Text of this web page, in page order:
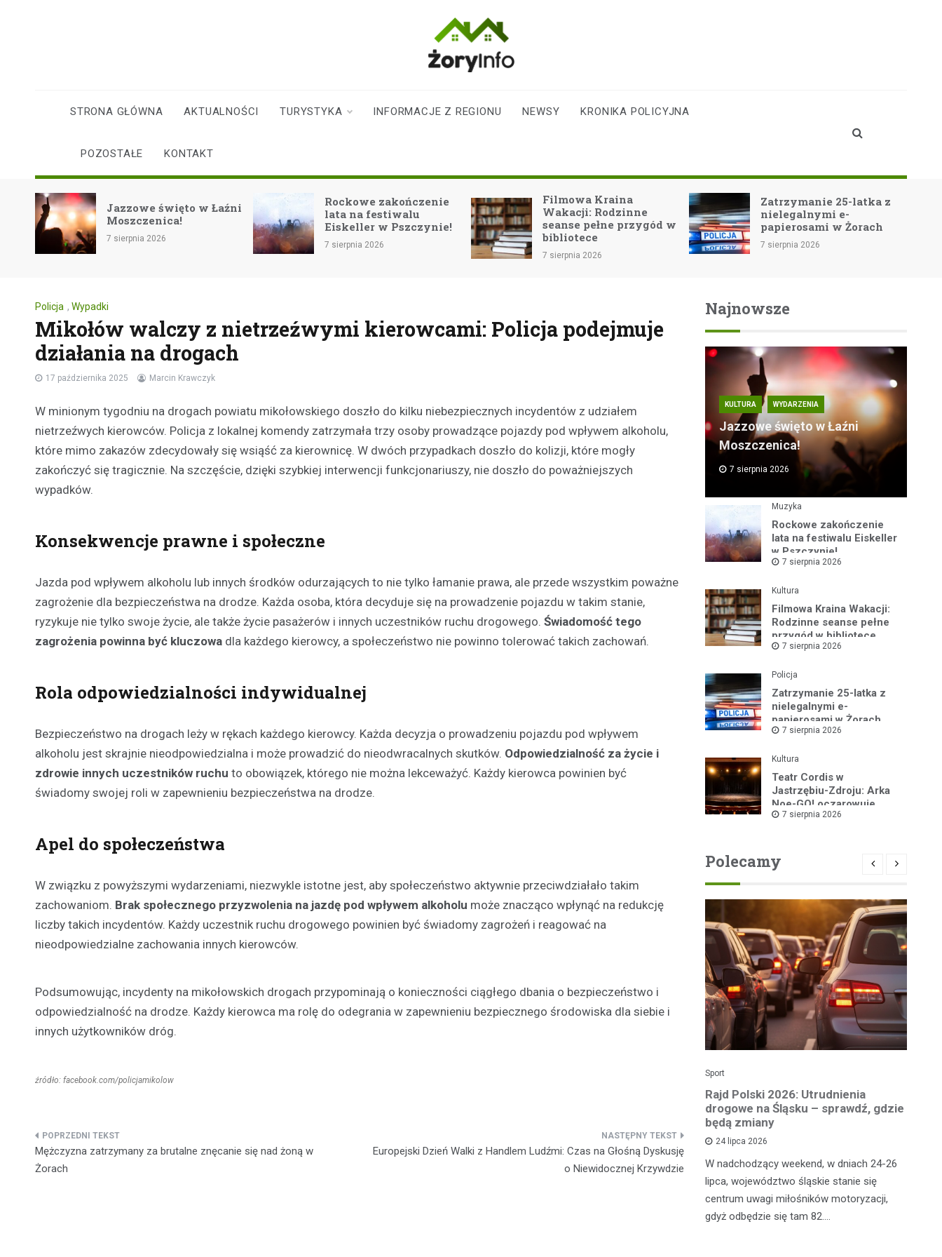
mieszkańców
Żor
STRONA GŁÓWNA AKTUALNOŚCI TURYSTYKA INFORMACJE Z REGIONU NEWSY KRONIKA POLICYJNA
POZOSTAŁE KONTAKT
Jazzowe święto w Łaźni
Moszczenica!
7 sierpnia 2026
Rockowe zakończenie
lata na festiwalu
Eiskeller w Pszczynie!
7 sierpnia 2026
Filmowa Kraina
Wakacji: Rodzinne
seanse pełne przygód w
bibliotece
7 sierpnia 2026
Zatrzymanie 25-latka z
nielegalnymi e-
papierosami w Żorach
7 sierpnia 2026
Policja , Wypadki
Mikołów walczy z nietrzeźwymi kierowcami: Policja podejmuje
działania na drogach
17 października 2025 Marcin Krawczyk
W minionym tygodniu na drogach powiatu mikołowskiego doszło do kilku niebezpiecznych incydentów z udziałem
nietrzeźwych kierowców. Policja z lokalnej komendy zatrzymała trzy osoby prowadzące pojazdy pod wpływem alkoholu,
które mimo zakazów zdecydowały się wsiąść za kierownicę. W dwóch przypadkach doszło do kolizji, które mogły
zakończyć się tragicznie. Na szczęście, dzięki szybkiej interwencji funkcjonariuszy, nie doszło do poważniejszych
wypadków.
Konsekwencje prawne i społeczne
Jazda pod wpływem alkoholu lub innych środków odurzających to nie tylko łamanie prawa, ale przede wszystkim poważne
zagrożenie dla bezpieczeństwa na drodze. Każda osoba, która decyduje się na prowadzenie pojazdu w takim stanie,
ryzykuje nie tylko swoje życie, ale także życie pasażerów i innych uczestników ruchu drogowego. Świadomość tego
zagrożenia powinna być kluczowa dla każdego kierowcy, a społeczeństwo nie powinno tolerować takich zachowań.
Rola odpowiedzialności indywidualnej
Bezpieczeństwo na drogach leży w rękach każdego kierowcy. Każda decyzja o prowadzeniu pojazdu pod wpływem
alkoholu jest skrajnie nieodpowiedzialna i może prowadzić do nieodwracalnych skutków. Odpowiedzialność za życie i
zdrowie innych uczestników ruchu to obowiązek, którego nie można lekceważyć. Każdy kierowca powinien być
świadomy swojej roli w zapewnieniu bezpieczeństwa na drodze.
Apel do społeczeństwa
W związku z powyższymi wydarzeniami, niezwykle istotne jest, aby społeczeństwo aktywnie przeciwdziałało takim
zachowaniom. Brak społecznego przyzwolenia na jazdę pod wpływem alkoholu może znacząco wpłynąć na redukcję
liczby takich incydentów. Każdy uczestnik ruchu drogowego powinien być świadomy zagrożeń i reagować na
nieodpowiedzialne zachowania innych kierowców.
Podsumowując, incydenty na mikołowskich drogach przypominają o konieczności ciągłego dbania o bezpieczeństwo i
odpowiedzialność na drodze. Każdy kierowca ma rolę do odegrania w zapewnieniu bezpiecznego środowiska dla siebie i
innych użytkowników dróg.
źródło: facebook.com/policjamikolow
Nawigacja
wpisu
Mężczyzna zatrzymany za brutalne znęcanie się nad żoną w
Żorach
Europejski Dzień Walki z Handlem Ludźmi: Czas na Głośną Dyskusję
o Niewidocznej Krzywdzie
Najnowsze
KULTURA WYDARZENIA
Jazzowe święto w Łaźni
Moszczenica!
7 sierpnia 2026
Muzyka
Rockowe zakończenie
lata na festiwalu Eiskeller
w Pszczynie!
7 sierpnia 2026
Kultura
Filmowa Kraina Wakacji:
Rodzinne seanse pełne
przygód w bibliotece
7 sierpnia 2026
Policja
Zatrzymanie 25-latka z
nielegalnymi e-
papierosami w Żorach
7 sierpnia 2026
Kultura
Teatr Cordis w
Jastrzębiu-Zdroju: Arka
Noe-GO! oczarowuje
widownię!
7 sierpnia 2026
Polecamy
W minioną niedzielę mieszkańcy
Sport
Rajd Polski 2026: Utrudnienia
drogowe na Śląsku – sprawdź, gdzie
będą zmiany
24 lipca 2026
W nadchodzący weekend, w dniach 24-26
lipca, województwo śląskie stanie się
centrum uwagi miłośników motoryzacji,
gdyż odbędzie się tam 82.…